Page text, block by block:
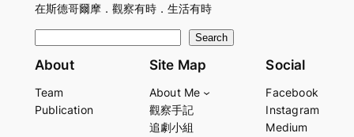
在斯德哥爾摩．觀察有時．生活有時
e
r
Search
About
Team
Publication
Site Map
About Me
觀察手記
追劇小組
Social
Facebook
Instagram
Medium